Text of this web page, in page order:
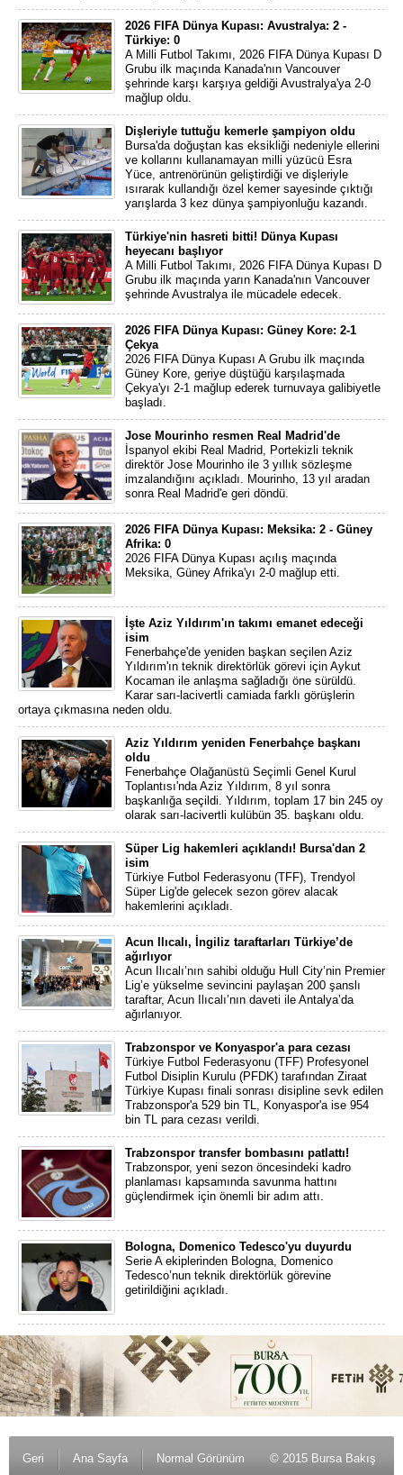
2026 FIFA Dünya Kupası: Avustralya: 2 -
Türkiye: 0
A Milli Futbol Takımı, 2026 FIFA Dünya Kupası D
Grubu ilk maçında Kanada'nın Vancouver
şehrinde karşı karşıya geldiği Avustralya'ya 2-0
mağlup oldu.
Dişleriyle tuttuğu kemerle şampiyon oldu
Bursa'da doğuştan kas eksikliği nedeniyle ellerini
ve kollarını kullanamayan milli yüzücü Esra
Yüce, antrenörünün geliştirdiği ve dişleriyle
ısırarak kullandığı özel kemer sayesinde çıktığı
yarışlarda 3 kez dünya şampiyonluğu kazandı.
Türkiye'nin hasreti bitti! Dünya Kupası
heyecanı başlıyor
A Milli Futbol Takımı, 2026 FIFA Dünya Kupası D
Grubu ilk maçında yarın Kanada'nın Vancouver
şehrinde Avustralya ile mücadele edecek.
2026 FIFA Dünya Kupası: Güney Kore: 2-1
Çekya
2026 FIFA Dünya Kupası A Grubu ilk maçında
Güney Kore, geriye düştüğü karşılaşmada
Çekya'yı 2-1 mağlup ederek turnuvaya galibiyetle
başladı.
Jose Mourinho resmen Real Madrid'de
İspanyol ekibi Real Madrid, Portekizli teknik
direktör Jose Mourinho ile 3 yıllık sözleşme
imzalandığını açıkladı. Mourinho, 13 yıl aradan
sonra Real Madrid'e geri döndü.
2026 FIFA Dünya Kupası: Meksika: 2 - Güney
Afrika: 0
2026 FIFA Dünya Kupası açılış maçında
Meksika, Güney Afrika'yı 2-0 mağlup etti.
İşte Aziz Yıldırım'ın takımı emanet edeceği
isim
Fenerbahçe'de yeniden başkan seçilen Aziz
Yıldırım'ın teknik direktörlük görevi için Aykut
Kocaman ile anlaşma sağladığı öne sürüldü.
Karar sarı-lacivertli camiada farklı görüşlerin
ortaya çıkmasına neden oldu.
Aziz Yıldırım yeniden Fenerbahçe başkanı
oldu
Fenerbahçe Olağanüstü Seçimli Genel Kurul
Toplantısı'nda Aziz Yıldırım, 8 yıl sonra
başkanlığa seçildi. Yıldırım, toplam 17 bin 245 oy
olarak sarı-lacivertli kulübün 35. başkanı oldu.
Süper Lig hakemleri açıklandı! Bursa'dan 2
isim
Türkiye Futbol Federasyonu (TFF), Trendyol
Süper Lig'de gelecek sezon görev alacak
hakemlerini açıkladı.
Acun Ilıcalı, İngiliz taraftarları Türkiye’de
ağırlıyor
Acun Ilıcalı’nın sahibi olduğu Hull City’nin Premier
Lig’e yükselme sevincini paylaşan 200 şanslı
taraftar, Acun Ilıcalı’nın daveti ile Antalya’da
ağırlanıyor.
Trabzonspor ve Konyaspor'a para cezası
Türkiye Futbol Federasyonu (TFF) Profesyonel
Futbol Disiplin Kurulu (PFDK) tarafından Ziraat
Türkiye Kupası finali sonrası disipline sevk edilen
Trabzonspor'a 529 bin TL, Konyaspor'a ise 954
bin TL para cezası verildi.
Trabzonspor transfer bombasını patlattı!
Trabzonspor, yeni sezon öncesindeki kadro
planlaması kapsamında savunma hattını
güçlendirmek için önemli bir adım attı.
Bologna, Domenico Tedesco'yu duyurdu
Serie A ekiplerinden Bologna, Domenico
Tedesco’nun teknik direktörlük görevine
getirildiğini açıkladı.
Geri Ana Sayfa Normal Görünüm © 2015 Bursa Bakış